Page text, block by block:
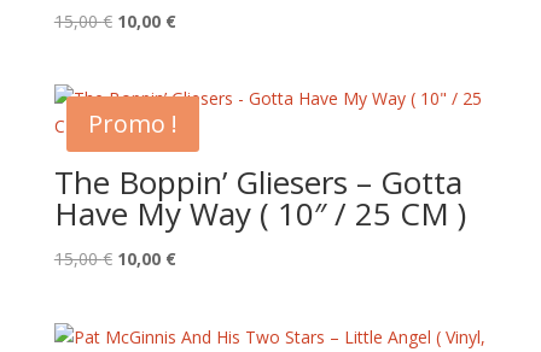
15,00€ Le
était :
15,00 €.
10,00 €Le
est :
10,00 €.
Promo !
The Boppin’ Gliesers – Gotta
Have My Way ( 10″ / 25 CM )
15,00€ Le
était :
10,00 €Le
est :